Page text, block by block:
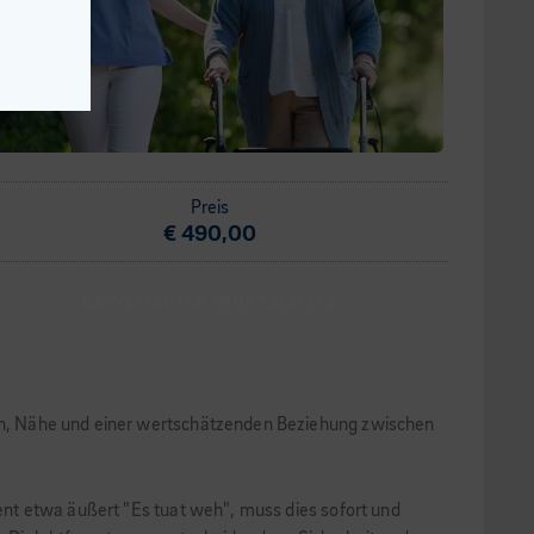
Preis
€ 490,00
und einer wertschätzenden Beziehung zwischen
etwa äußert "Es tuat weh", muss dies sofort und